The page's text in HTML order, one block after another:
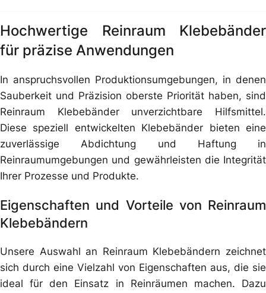
Hochwertige Reinraum Klebebänder
für präzise Anwendungen
In anspruchsvollen Produktionsumgebungen, in denen
Sauberkeit und Präzision oberste Priorität haben, sind
Reinraum Klebebänder unverzichtbare Hilfsmittel.
Diese speziell entwickelten Klebebänder bieten eine
zuverlässige Abdichtung und Haftung in
Reinraumumgebungen und gewährleisten die Integrität
Ihrer Prozesse und Produkte.
Eigenschaften und Vorteile von Reinraum
Klebebändern
Unsere Auswahl an Reinraum Klebebändern zeichnet
sich durch eine Vielzahl von Eigenschaften aus, die sie
ideal für den Einsatz in Reinräumen machen. Dazu